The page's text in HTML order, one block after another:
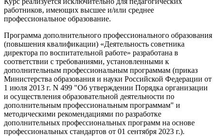
работников, имеющих высшее и/или среднее
профессиональное образование.
Программа дополнительного профессионального образования
(повышения квалификации) «Деятельность советника
директора по воспитательной работе» разработана в
соответствии с требованиями, установленными к
дополнительным профессиональным программам (приказ
Министерства образования и науки Российской Федерации от
1 июля 2013 г. N 499 "Об утверждении Порядка организации
и осуществления образовательной деятельности по
дополнительным профессиональным программам" и
методическими рекомендациями по разработке
дополнительных профессиональных программ на основе
профессиональных стандартов от 01 сентября 2023 г.).